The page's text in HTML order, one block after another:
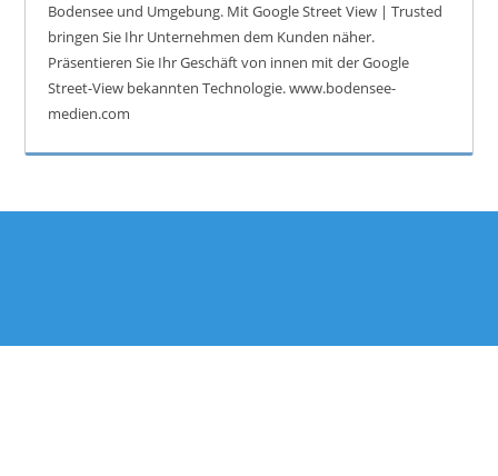
Bodensee und Umgebung. Mit Google Street View | Trusted
bringen Sie Ihr Unternehmen dem Kunden näher.
Präsentieren Sie Ihr Geschäft von innen mit der Google
Street-View bekannten Technologie. www.bodensee-
medien.com